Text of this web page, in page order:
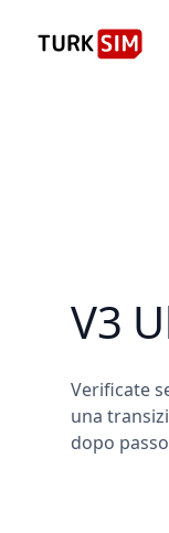
V3
Verificate
una
dopo